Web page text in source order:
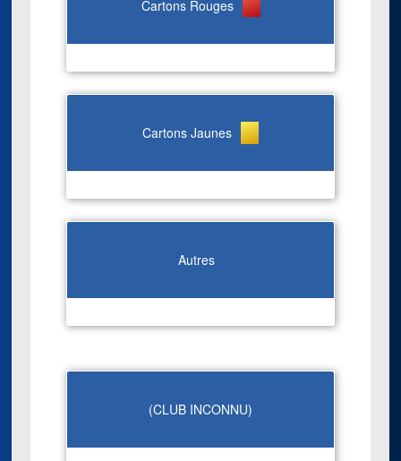
Cartons Rouges
Cartons Jaunes
Autres
(CLUB INCONNU)